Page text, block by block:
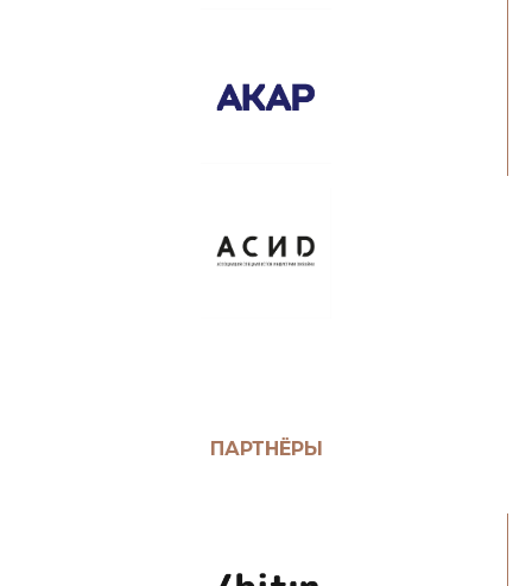
ПАРТНЁРЫ